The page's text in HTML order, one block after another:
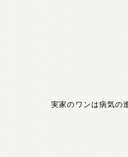
実家のワンは病気の